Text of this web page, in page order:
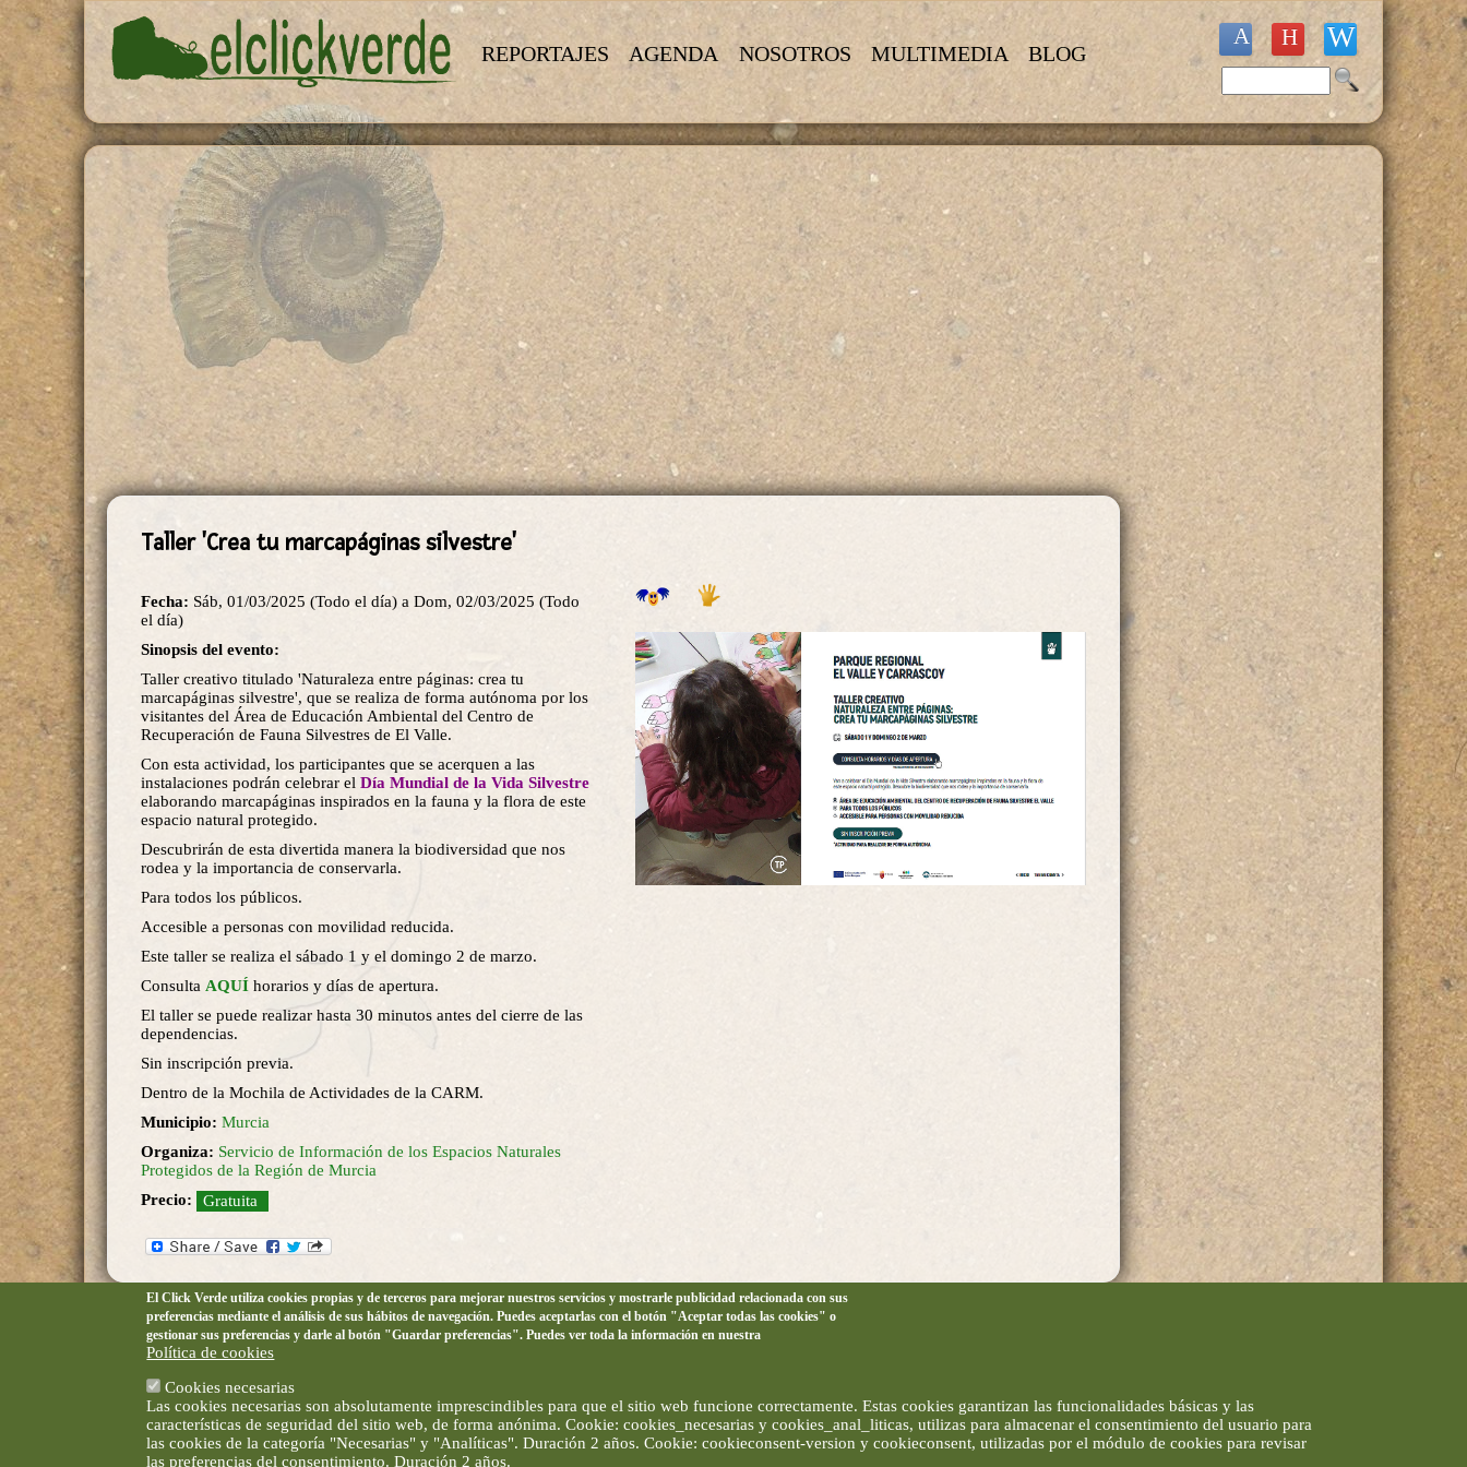
Pasar al contenido principal
REPORTAJES AGENDA NOSOTROS MULTIMEDIA BLOG
Formulario de búsqueda
Taller 'Crea tu marcapáginas silvestre'
Fecha: Sáb, 01/03/2025 (Todo el día) a Dom, 02/03/2025 (Todo
el día)
Sinopsis del evento:
Taller creativo titulado 'Naturaleza entre páginas: crea tu
marcapáginas silvestre', que se realiza de forma autónoma por los
visitantes del Área de Educación Ambiental del Centro de
Recuperación de Fauna Silvestres de El Valle.
Con esta actividad, los participantes que se acerquen a las
instalaciones podrán celebrar el Día Mundial de la Vida Silvestre
elaborando marcapáginas inspirados en la fauna y la flora de este
espacio natural protegido.
Descubrirán de esta divertida manera la biodiversidad que nos
rodea y la importancia de conservarla.
Para todos los públicos.
Accesible a personas con movilidad reducida.
Este taller se realiza el sábado 1 y el domingo 2 de marzo.
Consulta AQUÍ horarios y días de apertura.
El taller se puede realizar hasta 30 minutos antes del cierre de las
dependencias.
Sin inscripción previa.
Dentro de la Mochila de Actividades de la CARM.
Municipio: Murcia
Organiza: Servicio de Información de los Espacios Naturales
Protegidos de la Región de Murcia
Precio:
Gratuita
El Click Verde utiliza cookies propias y de terceros para mejorar nuestros servicios y mostrarle publicidad relacionada con sus
preferencias mediante el análisis de sus hábitos de navegación. Puedes aceptarlas con el botón "Aceptar todas las cookies" o
gestionar sus preferencias y darle al botón "Guardar preferencias". Puedes ver toda la información en nuestra
Política de cookies
Cookies necesarias
Las cookies necesarias son absolutamente imprescindibles para que el sitio web funcione correctamente. Estas cookies garantizan las funcionalidades básicas y las
características de seguridad del sitio web, de forma anónima. Cookie: cookies_necesarias y cookies_anal_liticas, utilizas para almacenar el consentimiento del usuario para
las cookies de la categoría "Necesarias" y "Analíticas". Duración 2 años. Cookie: cookieconsent-version y cookieconsent, utilizadas por el módulo de cookies para revisar
las preferencias del consentimiento. Duración 2 años.